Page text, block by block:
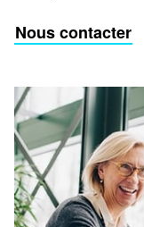
Nous contacter